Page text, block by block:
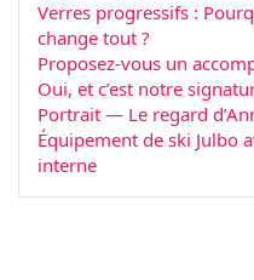
Verres progressifs :
change tout ?
Proposez-vous un
Oui, et c’est notre
Portrait — Le regard
Équipement de ski Julbo
interne